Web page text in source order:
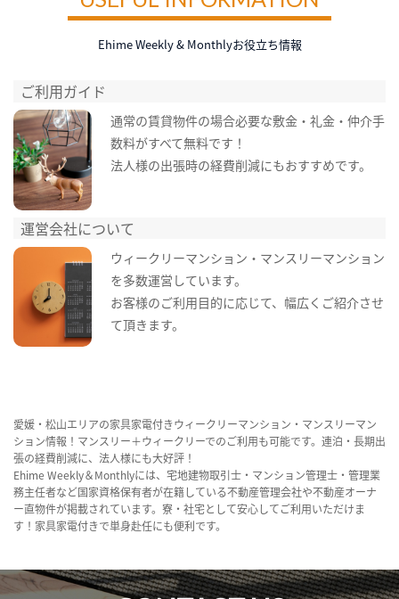
Ehime Weekly & Monthlyお役立ち情報
ご利用ガイド
通常の賃貸物件の場合必要な敷金・礼金・仲介手
数料がすべて無料です！
法人様の出張時の経費削減にもおすすめです。
運営会社について
ウィークリーマンション・マンスリーマンション
を多数運営しています。
お客様のご利用目的に応じて、幅広くご紹介させ
て頂きます。
愛媛・松山エリアの家具家電付きウィークリーマンション・マンスリーマン
ション情報！マンスリー＋ウィークリーでのご利用も可能です。連泊・長期出
張の経費削減に、法人様にも大好評！
Ehime Weekly＆Monthlyには、宅地建物取引士・マンション管理士・管理業
務主任者など国家資格保有者が在籍している不動産管理会社や不動産オーナ
ー直物件が掲載されています。寮・社宅として安心してご利用いただけま
す！家具家電付きで単身赴任にも便利です。